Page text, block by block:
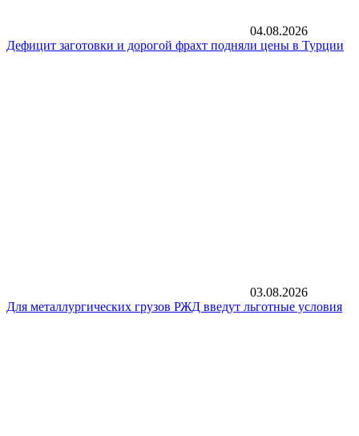
04.08.2026
Дефицит заготовки и дорогой фрахт подняли цены в Турции
03.08.2026
Для металлургических грузов РЖД введут льготные условия